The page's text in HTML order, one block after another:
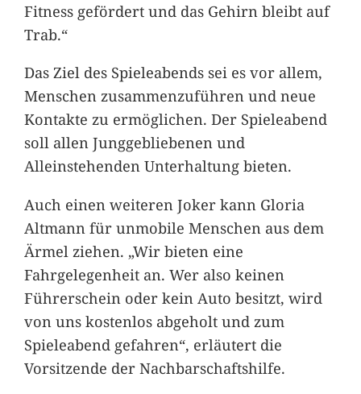
Fitness gefördert und das Gehirn bleibt auf
Trab.“
Das Ziel des Spieleabends sei es vor allem,
Menschen zusammenzuführen und neue
Kontakte zu ermöglichen. Der Spieleabend
soll allen Junggebliebenen und
Alleinstehenden Unterhaltung bieten.
Auch einen weiteren Joker kann Gloria
Altmann für unmobile Menschen aus dem
Ärmel ziehen. „Wir bieten eine
Fahrgelegenheit an. Wer also keinen
Führerschein oder kein Auto besitzt, wird
von uns kostenlos abgeholt und zum
Spieleabend gefahren“, erläutert die
Vorsitzende der Nachbarschaftshilfe.